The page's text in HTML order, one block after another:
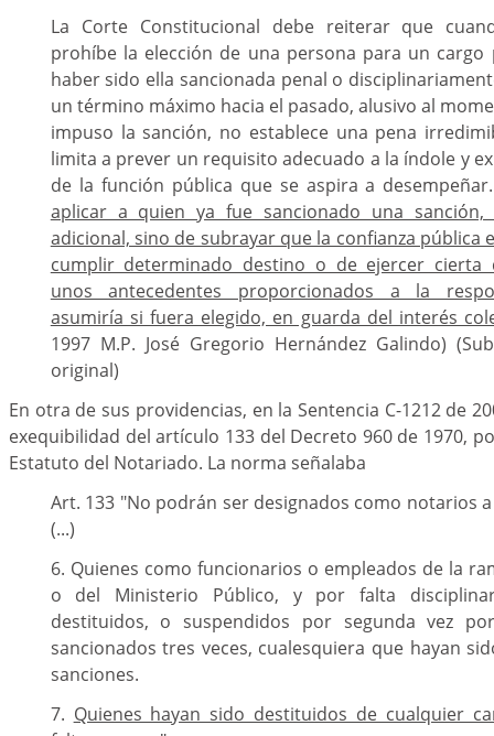
La Corte Constitucional debe reiterar que
prohíbe la elección de una persona para un
haber sido ella sancionada penal o
un término máximo hacia el pasado, alusivo al
impuso la sanción, no establece una pena
limita a prever un requisito adecuado a la índole y
de la función pública que se aspira a
aplicar a quien ya fue sancionado una
adicional, sino de subrayar que la confianza pública
cumplir determinado destino o de ejercer cierta
unos antecedentes proporcionados a la
asumiría si fuera elegido, en guarda del interés
1997 M.P. José Gregorio Hernández Galindo)
original)
En otra de sus providencias, en la Sentencia C-1212 de
exequibilidad del artículo 133 del Decreto 960 de 1970,
Estatuto del Notariado. La norma señalaba
Art. 133 "No podrán ser designados como notarios
(...)
6. Quienes como funcionarios o empleados de la
o del Ministerio Público, y por falta
destituidos, o suspendidos por segunda vez
sancionados tres veces, cualesquiera que hayan
sanciones.
7. Quienes hayan sido destituidos de cualquier